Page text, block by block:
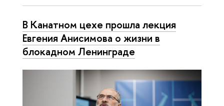
В Канатном цехе прошла лекция
Евгения Анисимова о жизни в
блокадном Ленинграде